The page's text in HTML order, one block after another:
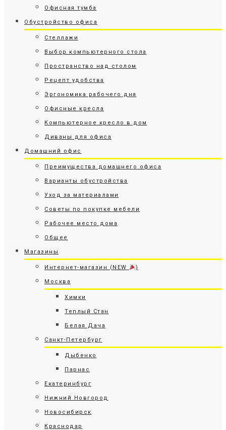
Офисная тумба
Обустройство офиса
Стеллажи
Выбор компьютерного стола
Пространство над столом
Рецепт удобства
Эргономика рабочего дня
Офисные кресла
Компьютерное кресло в дом
Диваны для офиса
Домашний офис
Преимущества домашнего офиса
Варианты обустройства
Уход за материалами
Советы по покупке мебели
Рабочее место дома
Общее
Магазины
Интернет-магазин (NEW )
Москва
Химки
Теплый Стан
Белая Дача
Санкт-Петербург
Дыбенко
Парнас
Екатеринбург
Нижний Новгород
Новосибирск
Краснодар